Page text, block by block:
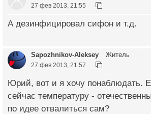
27 фев 2013, 21:55
А дезинфицировал сифон и т.д.
Sapozhnikov-Aleksey Житель
27 фев 2013, 21:57
Юрий, вот и я хочу понаблюдать.
сейчас температуру -
по идее отвалиться сам?